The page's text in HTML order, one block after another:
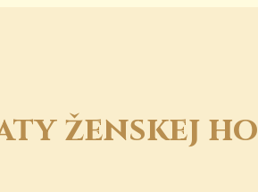
ženskej